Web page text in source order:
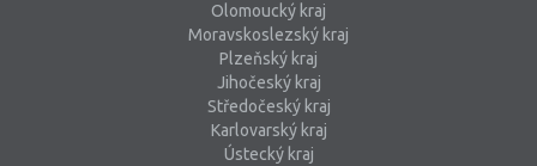
Olomoucký kraj
Moravskoslezský kraj
Plzeňský kraj
Jihočeský kraj
Středočeský kraj
Karlovarský kraj
Ústecký kraj